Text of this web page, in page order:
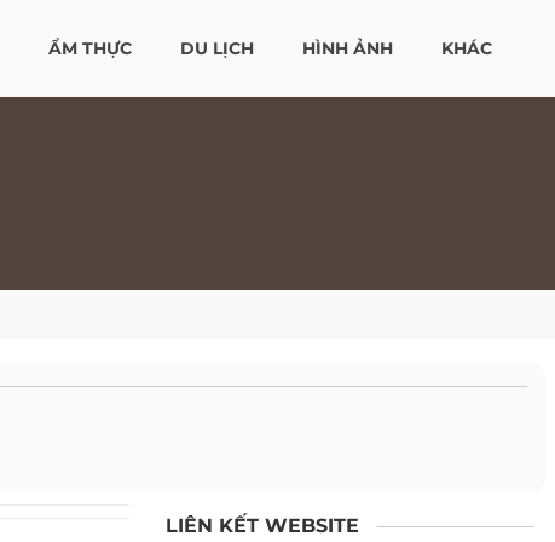
ẨM THỰC DU LỊCH HÌNH ẢNH KHÁC
LIÊN KẾT WEBSITE